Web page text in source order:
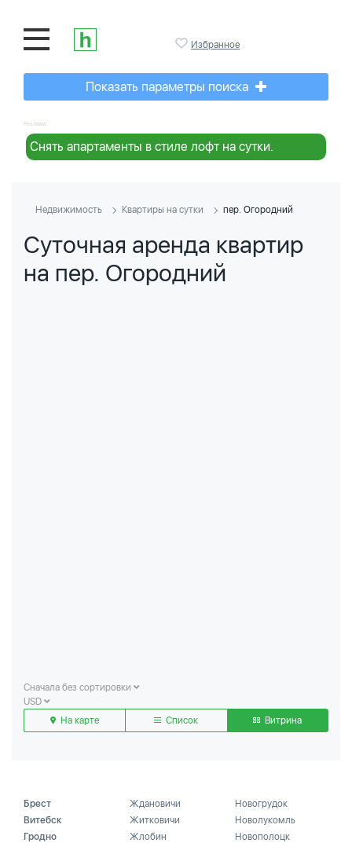
Избранное
Показать параметры поиска
Реклама:
Снять апартаменты в стиле лофт на сутки.
Недвижимость Квартиры на сутки пер. Огородний
Суточная аренда квартир
на пер. Огородний
Сначала без сортировки
USD
На карте
Список Витрина
Брест
Витебск
Гродно
Ждановичи
Житковичи
Жлобин
Новогрудок
Новолукомль
Новополоцк